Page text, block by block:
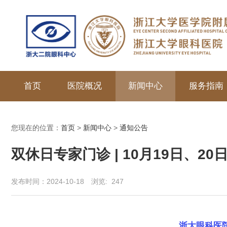
首页 医院概况 新闻中心 服务指南
您现在的位置： 首页 > 新闻中心 > 通知公告
双休日专家门诊 | 10月19日、20
发布时间：2024-10-18 浏览: 247